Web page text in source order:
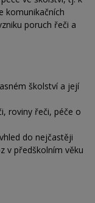
komunikačních
poruch řeči a
školství a její
roviny řeči, péče o
do nejčastěji
v předškolním věku